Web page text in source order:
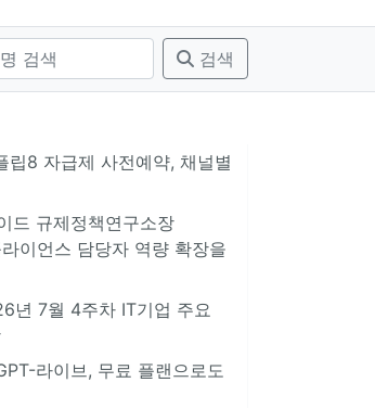
검색
립8 자급제 사전예약, 채널별
드 규제정책연구소장
이언스 담당자 역량 확장을
년 7월 4주차 IT기업 주요
라이브, 무료 플랜으로도